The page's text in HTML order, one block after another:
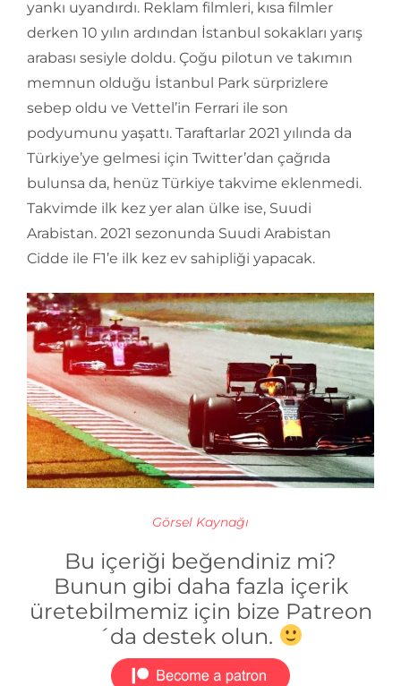
yankı uyandırdı. Reklam filmleri, kısa filmler
derken 10 yılın ardından İstanbul sokakları yarış
arabası sesiyle doldu. Çoğu pilotun ve takımın
memnun olduğu İstanbul Park sürprizlere
sebep oldu ve Vettel’in Ferrari ile son
podyumunu yaşattı. Taraftarlar 2021 yılında da
Türkiye’ye gelmesi için Twitter’dan çağrıda
bulunsa da, henüz Türkiye takvime eklenmedi.
Takvimde ilk kez yer alan ülke ise, Suudi
Arabistan. 2021 sezonunda Suudi Arabistan
Cidde ile F1’e ilk kez ev sahipliği yapacak.
Görsel Kaynağı
Bu içeriği beğendiniz mi?
Bunun gibi daha fazla içerik
üretebilmemiz için bize Patreon
´da destek olun.